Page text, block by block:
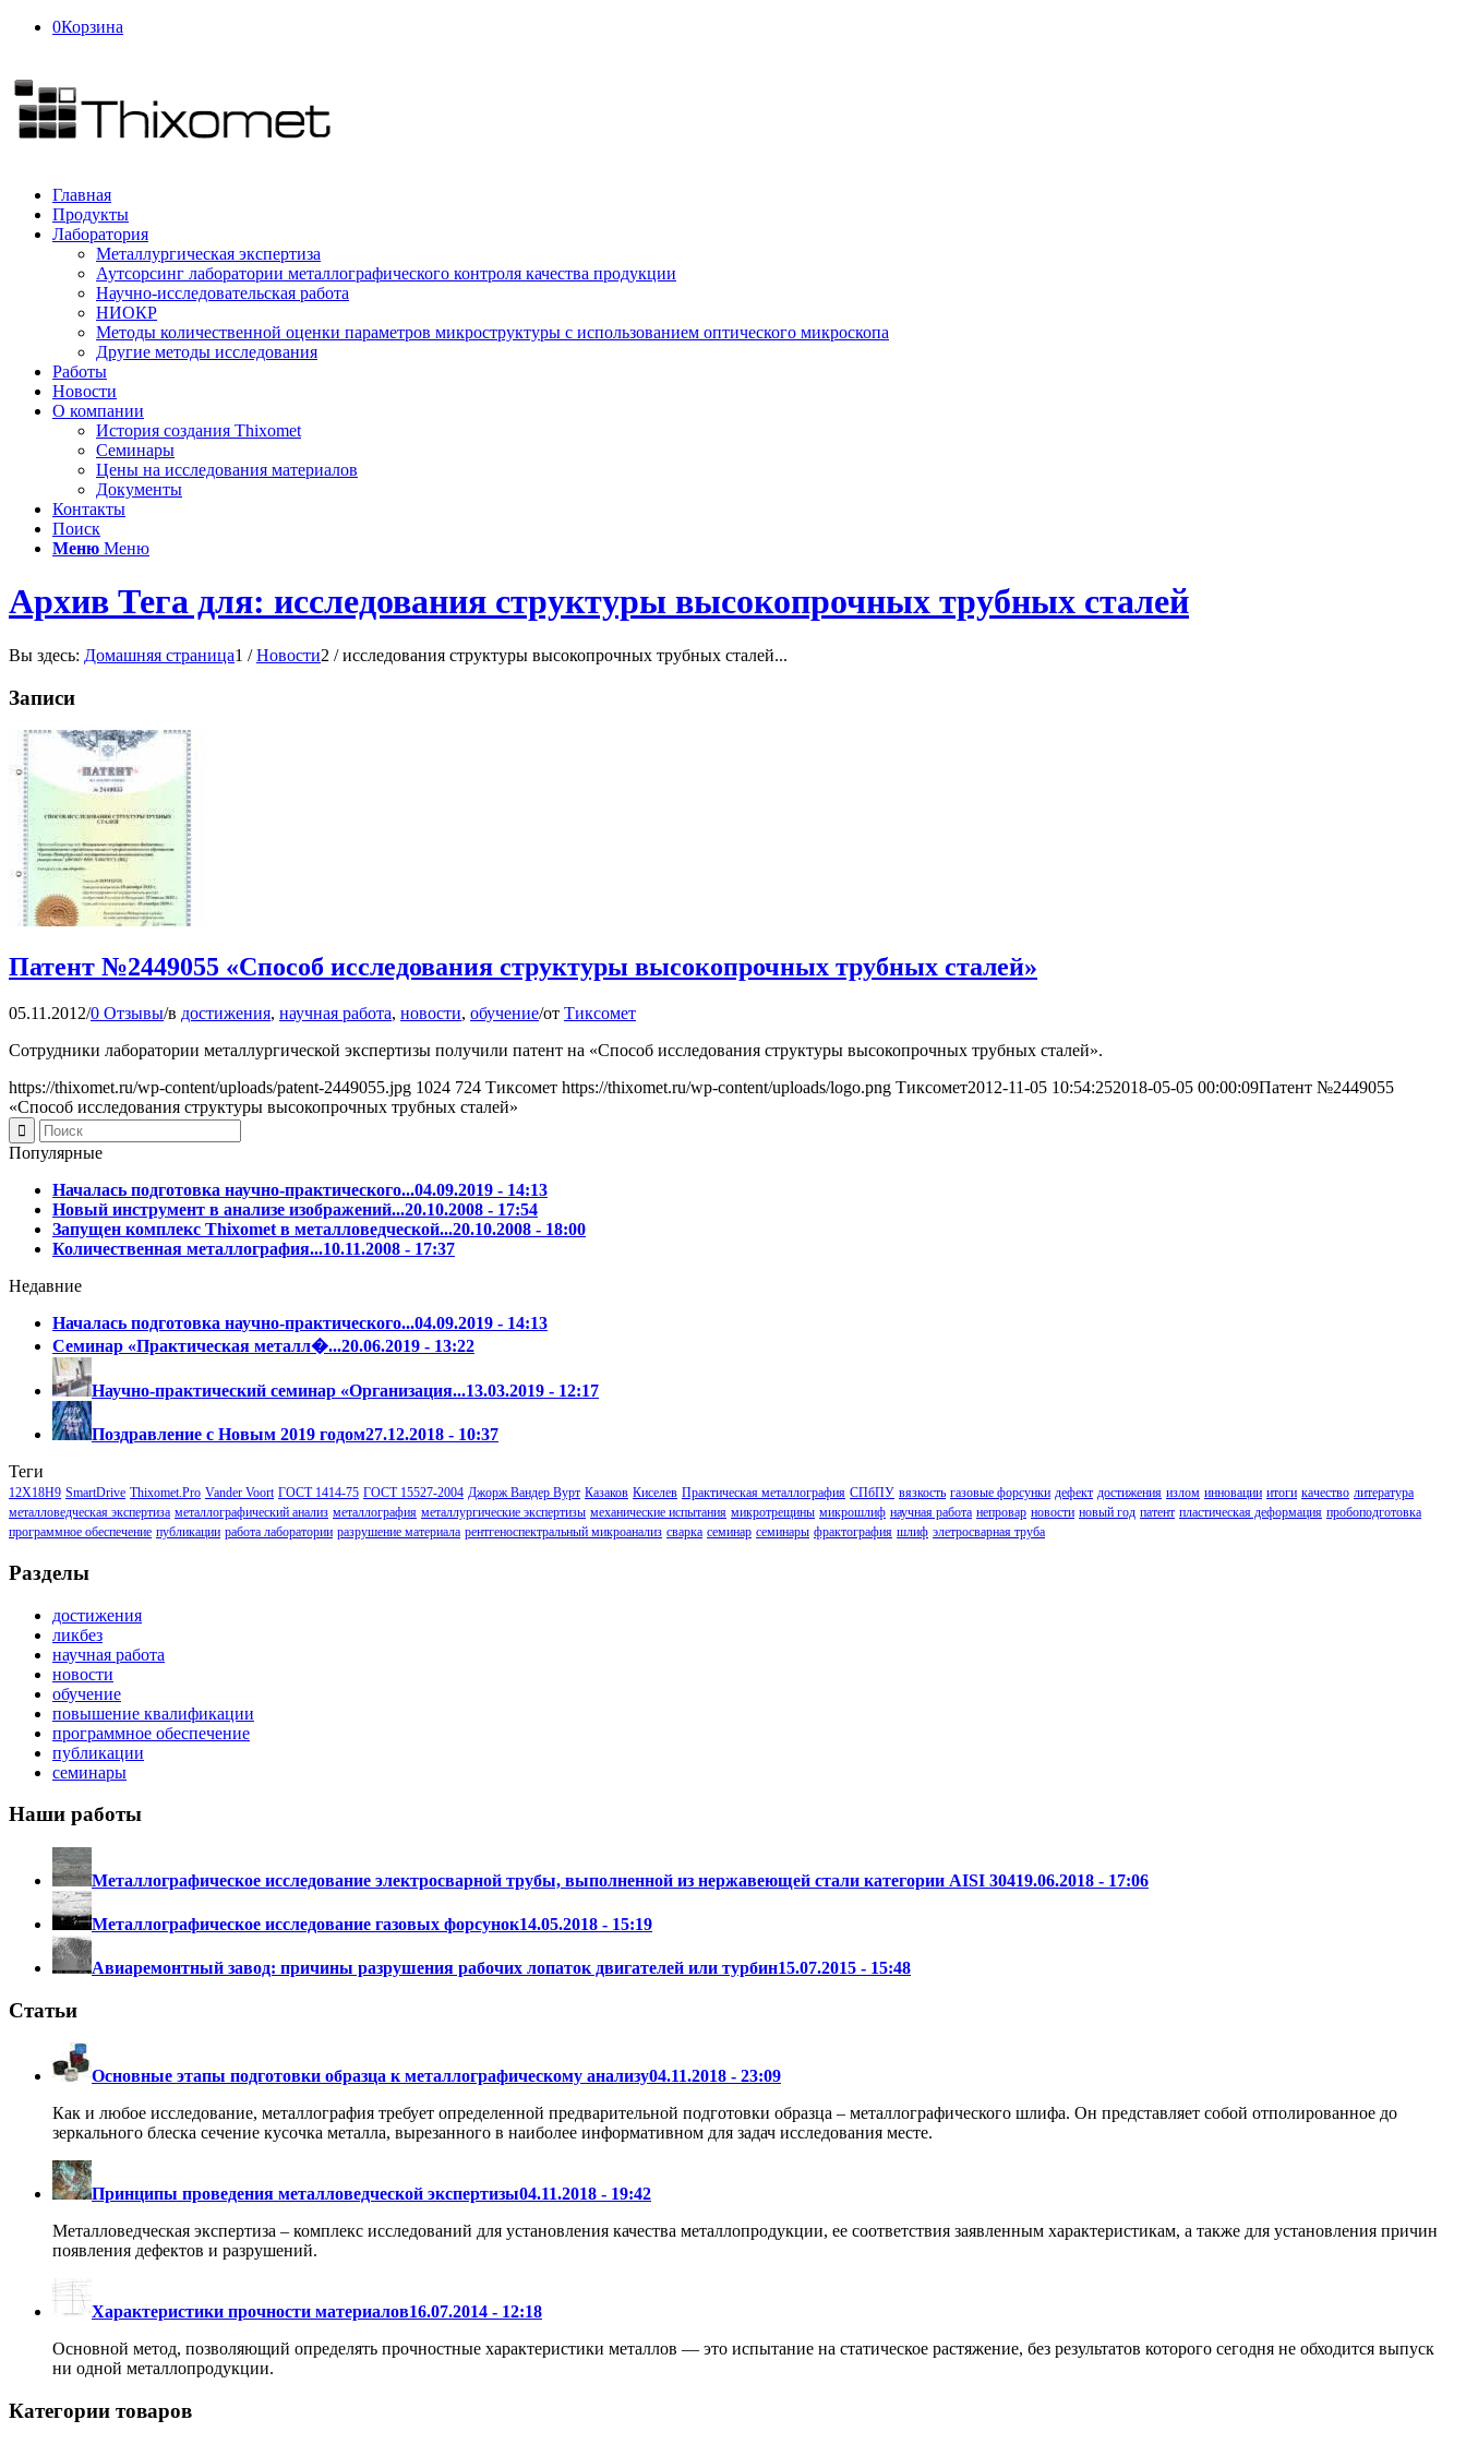
0Корзина
Главная
Продукты
Лаборатория
Металлургическая экспертиза
Аутсорсинг лаборатории металлографического контроля качества продукции
Научно-исследовательская работа
НИОКР
Методы количественной оценки параметров микроструктуры с использованием оптического микроскопа
Другие методы исследования
Работы
Новости
О компании
История создания Thixomet
Семинары
Цены на исследования материалов
Документы
Контакты
Поиск
Меню Меню
Архив Тега для: исследования структуры высокопрочных трубных сталей
Вы здесь: Домашняя страница1 / Новости2 / исследования структуры высокопрочных трубных сталей...
Записи
Патент №2449055 «Способ исследования структуры высокопрочных трубных сталей»
05.11.2012/0 Отзывы/в достижения, научная работа, новости, обучение/от Тиксомет
Сотрудники лаборатории металлургической экспертизы получили патент на «Способ исследования структуры высокопрочных трубных сталей».
https://thixomet.ru/wp-content/uploads/patent-2449055.jpg 1024 724 Тиксомет https://thixomet.ru/wp-content/uploads/logo.png Тиксомет2012-11-05 10:54:252018-05-05 00:00:09Патент №2449055
«Способ исследования структуры высокопрочных трубных сталей»
Популярные
Началась подготовка научно-практического...04.09.2019 - 14:13
Новый инструмент в анализе изображений...20.10.2008 - 17:54
Запущен комплекс Thixomet в металловедческой...20.10.2008 - 18:00
Количественная металлография...10.11.2008 - 17:37
Недавние
Началась подготовка научно-практического...04.09.2019 - 14:13
Семинар «Практическая металл�...20.06.2019 - 13:22
Научно-практический семинар «Организация...13.03.2019 - 12:17
Поздравление с Новым 2019 годом27.12.2018 - 10:37
Теги
12Х18Н9 SmartDrive Thixomet.Pro Vander Voort ГОСТ 1414-75 ГОСТ 15527-2004 Джорж Вандер Вурт Казаков Киселев Практическая металлография СПбПУ вязкость газовые форсунки дефект достижения излом инновации итоги качество литература
металловедческая экспертиза металлографический анализ металлография металлургические экспертизы механические испытания микротрещины микрошлиф научная работа непровар новости новый год патент пластическая деформация пробоподготовка
программное обеспечение публикации работа лаборатории разрушение материала рентгеноспектральный микроанализ сварка семинар семинары фрактография шлиф элетросварная труба
Разделы
достижения
ликбез
научная работа
новости
обучение
повышение квалификации
программное обеспечение
публикации
семинары
Наши работы
Металлографическое исследование электросварной трубы, выполненной из нержавеющей стали категории AISI 30419.06.2018 - 17:06
Металлографическое исследование газовых форсунок14.05.2018 - 15:19
Авиаремонтный завод: причины разрушения рабочих лопаток двигателей или турбин15.07.2015 - 15:48
Статьи
Основные этапы подготовки образца к металлографическому анализу04.11.2018 - 23:09
Как и любое исследование, металлография требует определенной предварительной подготовки образца – металлографического шлифа. Он представляет собой отполированное до
зеркального блеска сечение кусочка металла, вырезанного в наиболее информативном для задач исследования месте.
Принципы проведения металловедческой экспертизы04.11.2018 - 19:42
Металловедческая экспертиза – комплекс исследований для установления качества металлопродукции, ее соответствия заявленным характеристикам, а также для установления причин
появления дефектов и разрушений.
Характеристики прочности материалов16.07.2014 - 12:18
Основной метод, позволяющий определять прочностные характеристики металлов — это испытание на статическое растяжение, без результатов которого сегодня не обходится выпуск
ни одной металлопродукции.
Категории товаров